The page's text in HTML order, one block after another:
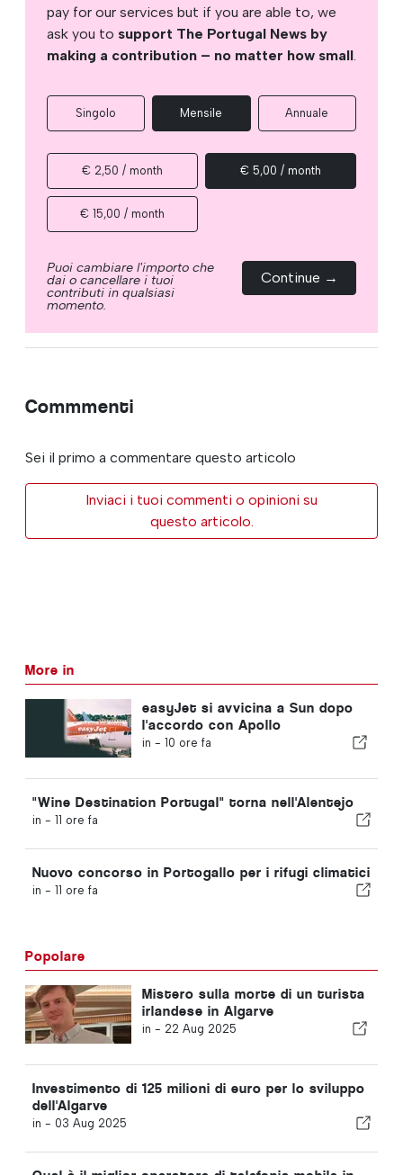
pay for our services but if you are able to, we
ask you to support The Portugal News by
making a contribution – no matter how small.
Singolo Mensile Annuale
€ 2,50 / month € 5,00 / month
€ 15,00 / month
Puoi cambiare l'importo che
dai o cancellare i tuoi
contributi in qualsiasi
momento.
Continue →
Commmenti
Sei il primo a commentare questo articolo
Inviaci i tuoi commenti o opinioni su
questo articolo.
More in
easyJet si avvicina a Sun dopo
l'accordo con Apollo
in - 10 ore fa
"Wine Destination Portugal" torna nell'Alentejo
in - 11 ore fa
Nuovo concorso in Portogallo per i rifugi climatici
in - 11 ore fa
Popolare
Mistero sulla morte di un turista
irlandese in Algarve
in - 22 Aug 2025
Investimento di 125 milioni di euro per lo sviluppo
dell'Algarve
in - 03 Aug 2025